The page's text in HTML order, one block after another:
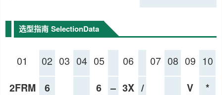
选型指南 SelectionData
01 02 03 04 05 06 07 08 09 10
2FRM 6 6 – 3X / V *